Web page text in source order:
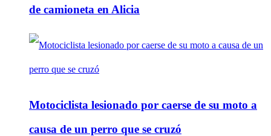
de camioneta en Alicia
Motociclista lesionado por caerse de su moto a
causa de un perro que se cruzó